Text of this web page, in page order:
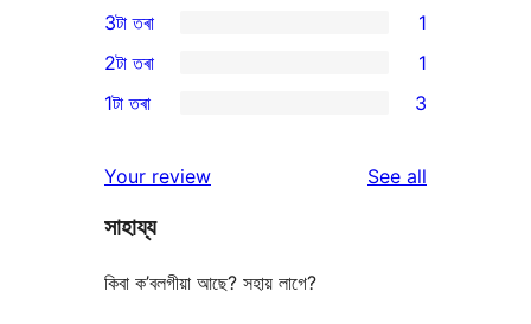
star
reviews
4-
star
reviews
1
3-
star
3টা তৰা 1
2-
review
2টা তৰা 1
star
reviews
1টা তৰা 3
Your review See all
সাহায্য
কিবা ক’বলগীয়া আছে? সহায় লাগে?